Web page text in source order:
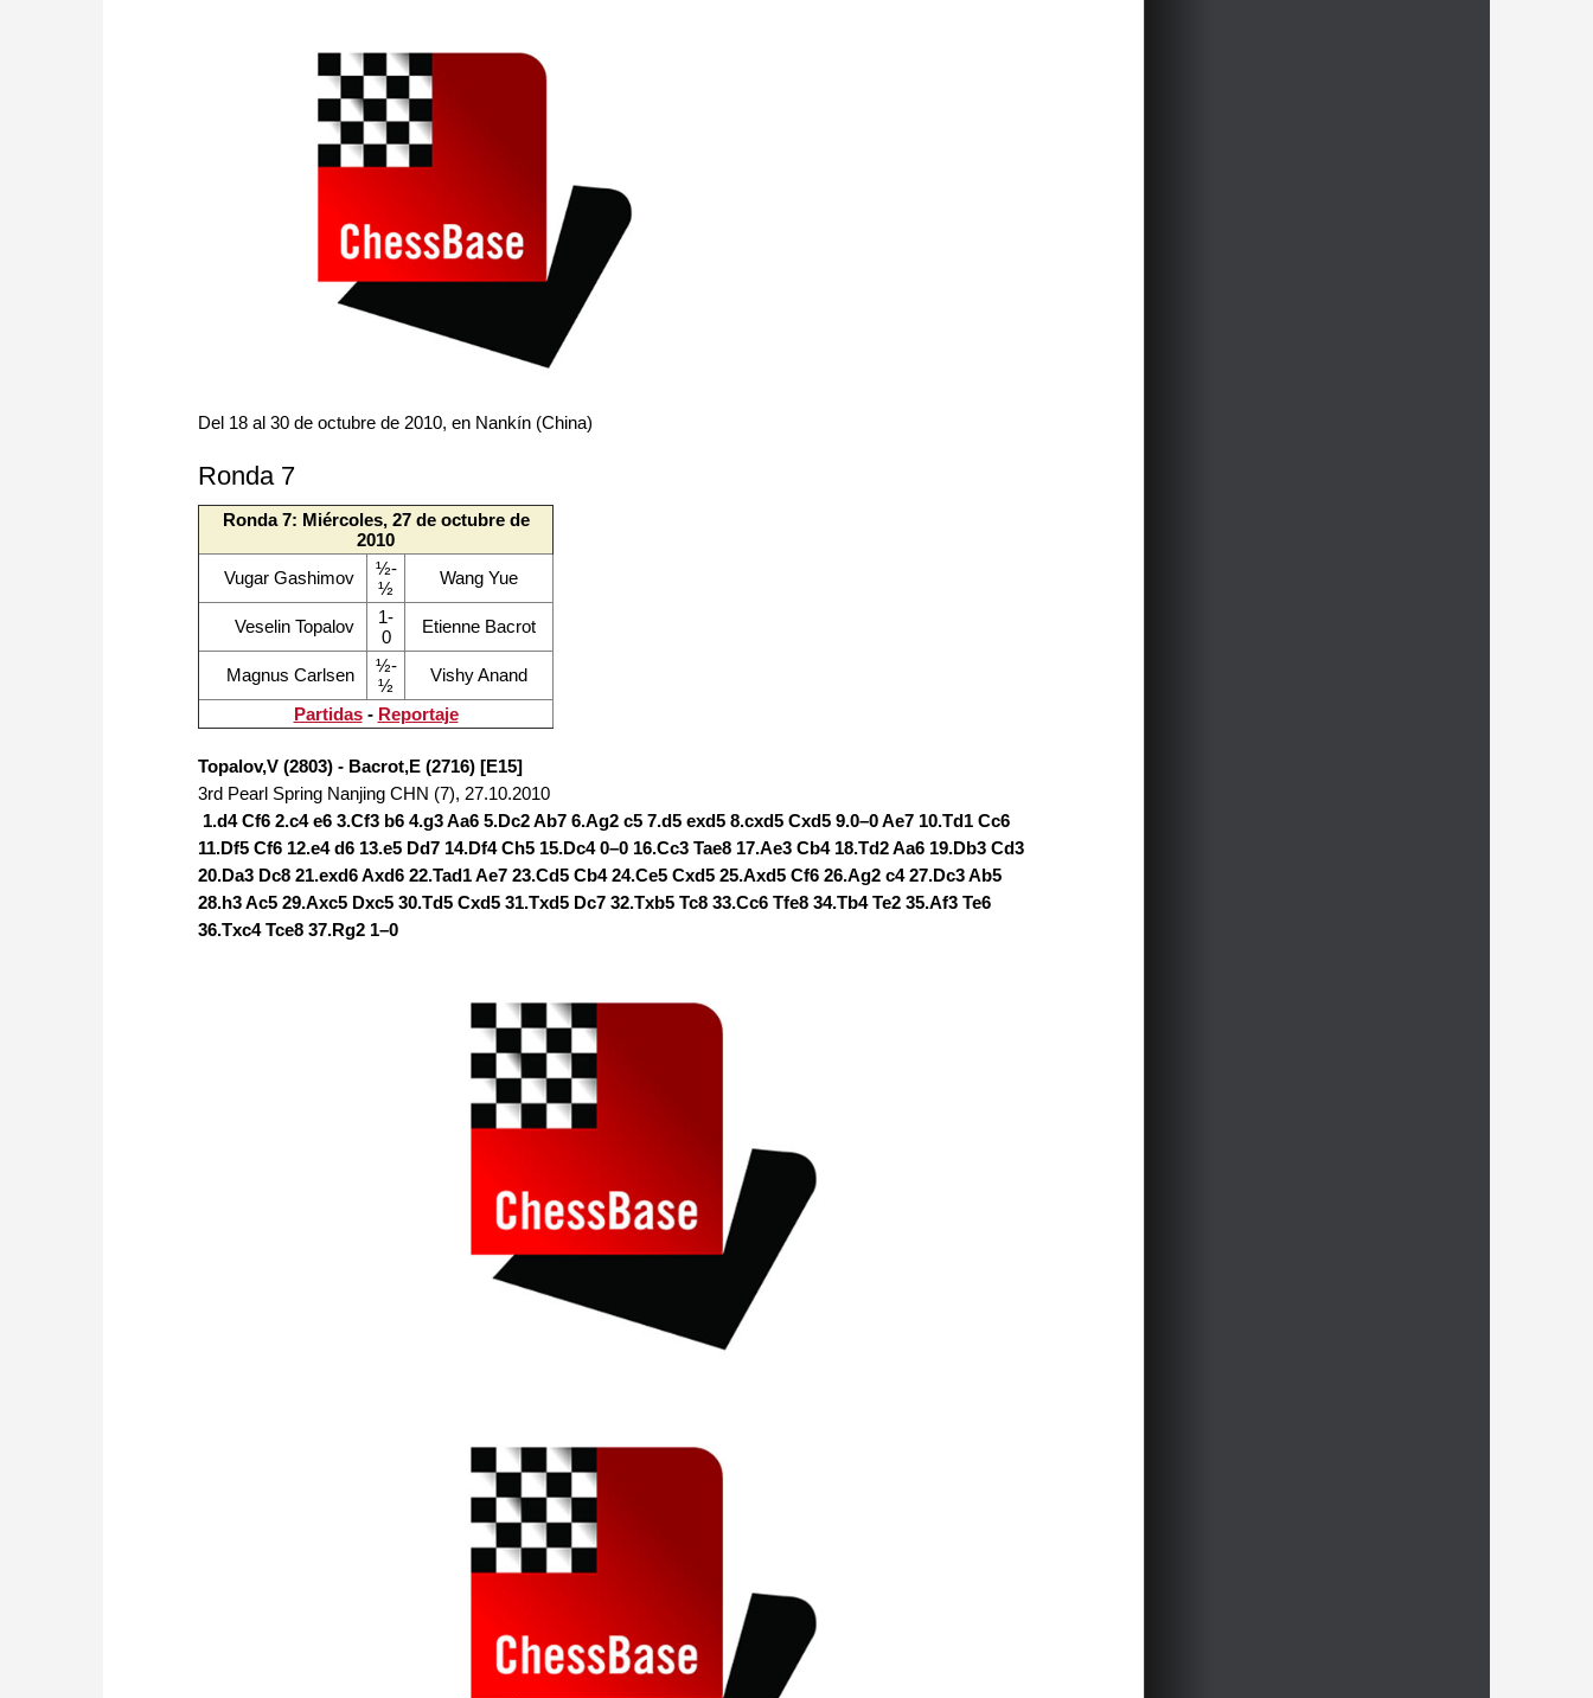
Del 18 al 30 de octubre de 2010, en Nankín (China)
Ronda 7
Ronda 7: Miércoles, 27 de octubre de
2010
Vugar Gashimov
½-
½
Wang Yue
Veselin Topalov
1-
0
Etienne Bacrot
Magnus Carlsen
½-
½
Vishy Anand
Partidas- Reportaje
Topalov,V (2803) - Bacrot,E (2716) [E15]
3rd Pearl Spring Nanjing CHN (7), 27.10.2010
1.d4 Cf6 2.c4 e6 3.Cf3 b6 4.g3 Aa6 5.Dc2 Ab7 6.Ag2 c5 7.d5 exd5 8.cxd5 Cxd5 9.0–0 Ae7 10.Td1 Cc6
11.Df5 Cf6 12.e4 d6 13.e5 Dd7 14.Df4 Ch5 15.Dc4 0–0 16.Cc3 Tae8 17.Ae3 Cb4 18.Td2 Aa6 19.Db3 Cd3
20.Da3 Dc8 21.exd6 Axd6 22.Tad1 Ae7 23.Cd5 Cb4 24.Ce5 Cxd5 25.Axd5 Cf6 26.Ag2 c4 27.Dc3 Ab5
28.h3 Ac5 29.Axc5 Dxc5 30.Td5 Cxd5 31.Txd5 Dc7 32.Txb5 Tc8 33.Cc6 Tfe8 34.Tb4 Te2 35.Af3 Te6
36.Txc4 Tce8 37.Rg2 1–0